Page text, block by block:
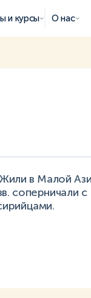
и курсы О нас
в Малой
соперничали